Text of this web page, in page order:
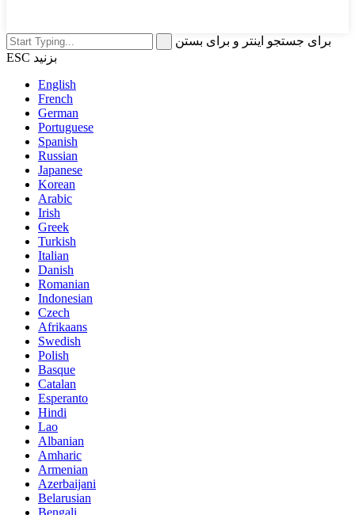
برای جستجو اینتر و برای بستن
ESC بزنید
English
French
German
Portuguese
Spanish
Russian
Japanese
Korean
Arabic
Irish
Greek
Turkish
Italian
Danish
Romanian
Indonesian
Czech
Afrikaans
Swedish
Polish
Basque
Catalan
Esperanto
Hindi
Lao
Albanian
Amharic
Armenian
Azerbaijani
Belarusian